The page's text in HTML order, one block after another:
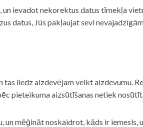
ievadot nekorektus datus tīmekļa
datus, Jūs pakļaujat sevi
liedz aizdevējam veikt aizdevumu.
pieteikuma aizsūtīšanas netiek
un mēģināt noskaidrot, kāds ir iemesls,